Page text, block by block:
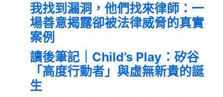
我找到漏洞，他們找來律師：一
場善意揭露卻被法律威脅的真實
案例
讀後筆記｜Child’s Play：矽谷
「高度行動者」與虛無新貴的誕
生